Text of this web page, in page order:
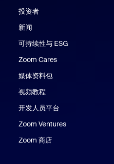
投资者
新闻
可持续性与 ESG
Zoom Cares
媒体资料包
视频教程
开发人员平台
Zoom Ventures
Zoom 商店